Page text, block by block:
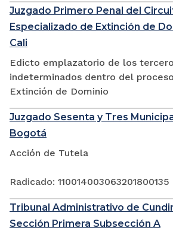
Juzgado Primero Penal del
Especializado de Extinción de
Cali
Edicto emplazatorio de los
indeterminados dentro del
Extinción de Dominio
Juzgado Sesenta y Tres
Bogotá
Acción de Tutela
Radicado: 110014003063201800135
Tribunal Administrativo de
Sección Primera Subsección A